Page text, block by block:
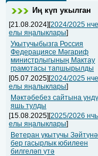
Иң күп укылган
[21.08.2024][2024/2025
елы яңалыклары]
Укытучыбызга Россия
Федерациясе Мәгариф
министрлыгының Мактау
грамотасы тапшырылды
[05.07.2025][2024/2025
елы яңалыклары]
Мәктәбебез сайтына
яшь тулды
[15.08.2025][2025/2026
елы яңалыклары]
Ветеран укытучы
бер гасырлык юбилеен
билгеләп үтә